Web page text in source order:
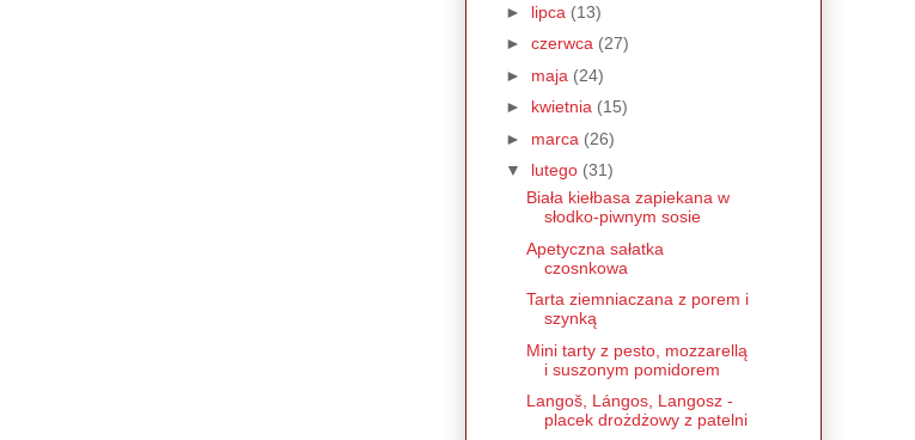
► lipca (13)
► czerwca (27)
► maja (24)
► kwietnia (15)
► marca (26)
▼ lutego (31)
Biała kiełbasa zapiekana w
słodko-piwnym sosie
Apetyczna sałatka
czosnkowa
Tarta ziemniaczana z porem i
szynką
Mini tarty z pesto, mozzarellą
i suszonym pomidorem
Langoš, Lángos, Langosz -
placek drożdżowy z patelni